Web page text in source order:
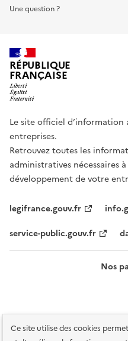
Ce site utilise des cookies
Une question ?
RÉPUBLIQUE
FRANÇAISE
Le site officiel
entreprises.
Retrouvez toutes les
administratives nécessaires
développement de votre
legifrance.gouv.fr
service-public.gouv.fr
Nos